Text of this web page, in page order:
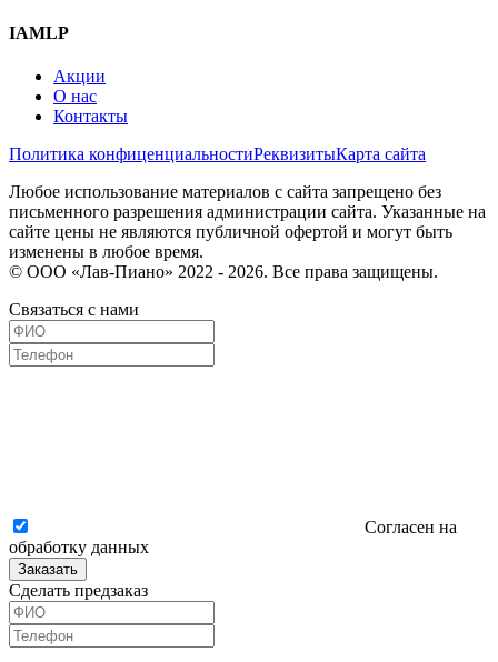
IAMLP
Акции
О нас
Контакты
Политика конфиценциальностиРеквизитыКарта сайта
Любое использование материалов с сайта запрещено без
письменного разрешения администрации сайта. Указанные на
сайте цены не являются публичной офертой и могут быть
изменены в любое время.
© ООО «Лав-Пиано» 2022 - 2026. Все права защищены.
Связаться с нами
Согласен на
обработку данных
Заказать
Сделать предзаказ